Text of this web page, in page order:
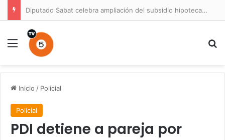
Diputado Sabat celebra ampliación del subsidio hipotecario con viviendas de hasta 6.000 UF
Menú
Inicio / Policial
Policial
PDI detiene a pareja por